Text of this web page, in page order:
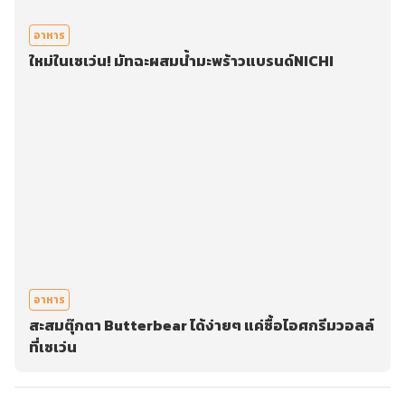
อาหาร
ใหม่ในเซเว่น! มัทฉะผสมน้ำมะพร้าวแบรนด์NICHI
อาหาร
สะสมตุ๊กตา Butterbear ได้ง่ายๆ แค่ซื้อไอศกรีมวอลล์
ที่เซเว่น